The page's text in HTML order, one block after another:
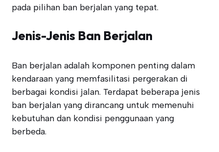
pada pilihan ban berjalan yang tepat.
Jenis-Jenis Ban Berjalan
Ban berjalan adalah komponen penting dalam
kendaraan yang memfasilitasi pergerakan di
berbagai kondisi jalan. Terdapat beberapa jenis
ban berjalan yang dirancang untuk memenuhi
kebutuhan dan kondisi penggunaan yang
berbeda.